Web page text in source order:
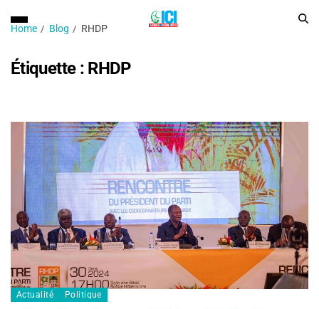
Home Blog RHDP
Étiquette : RHDP
Actualité Politique